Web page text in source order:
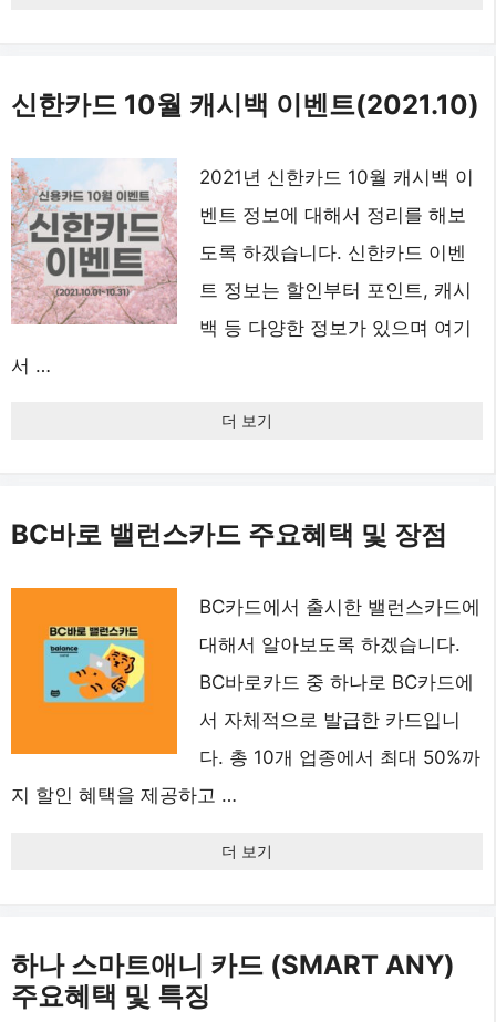
신한카드 10월 캐시백 이벤트(2021.10)
2021년 신한카드 10월 캐시백 이
벤트 정보에 대해서 정리를 해보
도록 하겠습니다. 신한카드 이벤
트 정보는 할인부터 포인트, 캐시
백 등 다양한 정보가 있으며 여기
서 …
더 보기
BC바로 밸런스카드 주요혜택 및 장점
BC카드에서 출시한 밸런스카드에
대해서 알아보도록 하겠습니다.
BC바로카드 중 하나로 BC카드에
서 자체적으로 발급한 카드입니
다. 총 10개 업종에서 최대 50%까
지 할인 혜택을 제공하고 …
더 보기
하나 스마트애니 카드 (SMART ANY)
주요혜택 및 특징